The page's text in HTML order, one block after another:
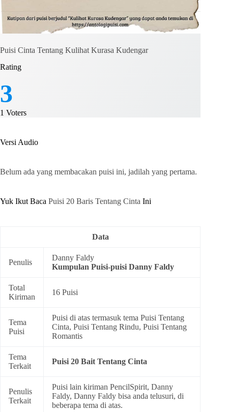
Puisi Cinta Tentang Kulihat Kurasa Kudengar
Rating
3
1 Voters
Versi Audio
Belum ada yang membacakan puisi ini, jadilah yang pertama.
Yuk Ikut Baca Puisi 20 Baris Tentang Cinta Ini
Data
Penulis
Danny Faldy
Kumpulan Puisi-puisi Danny Faldy
Total
Kiriman
16 Puisi
Tema
Puisi
Puisi di atas termasuk tema Puisi Tentang
Cinta, Puisi Tentang Rindu, Puisi Tentang
Romantis
Tema
Terkait
Puisi 20 Bait Tentang Cinta
Penulis
Terkait
Puisi lain kiriman PencilSpirit, Danny
Faldy, Danny Faldy bisa anda telusuri, di
beberapa tema di atas.